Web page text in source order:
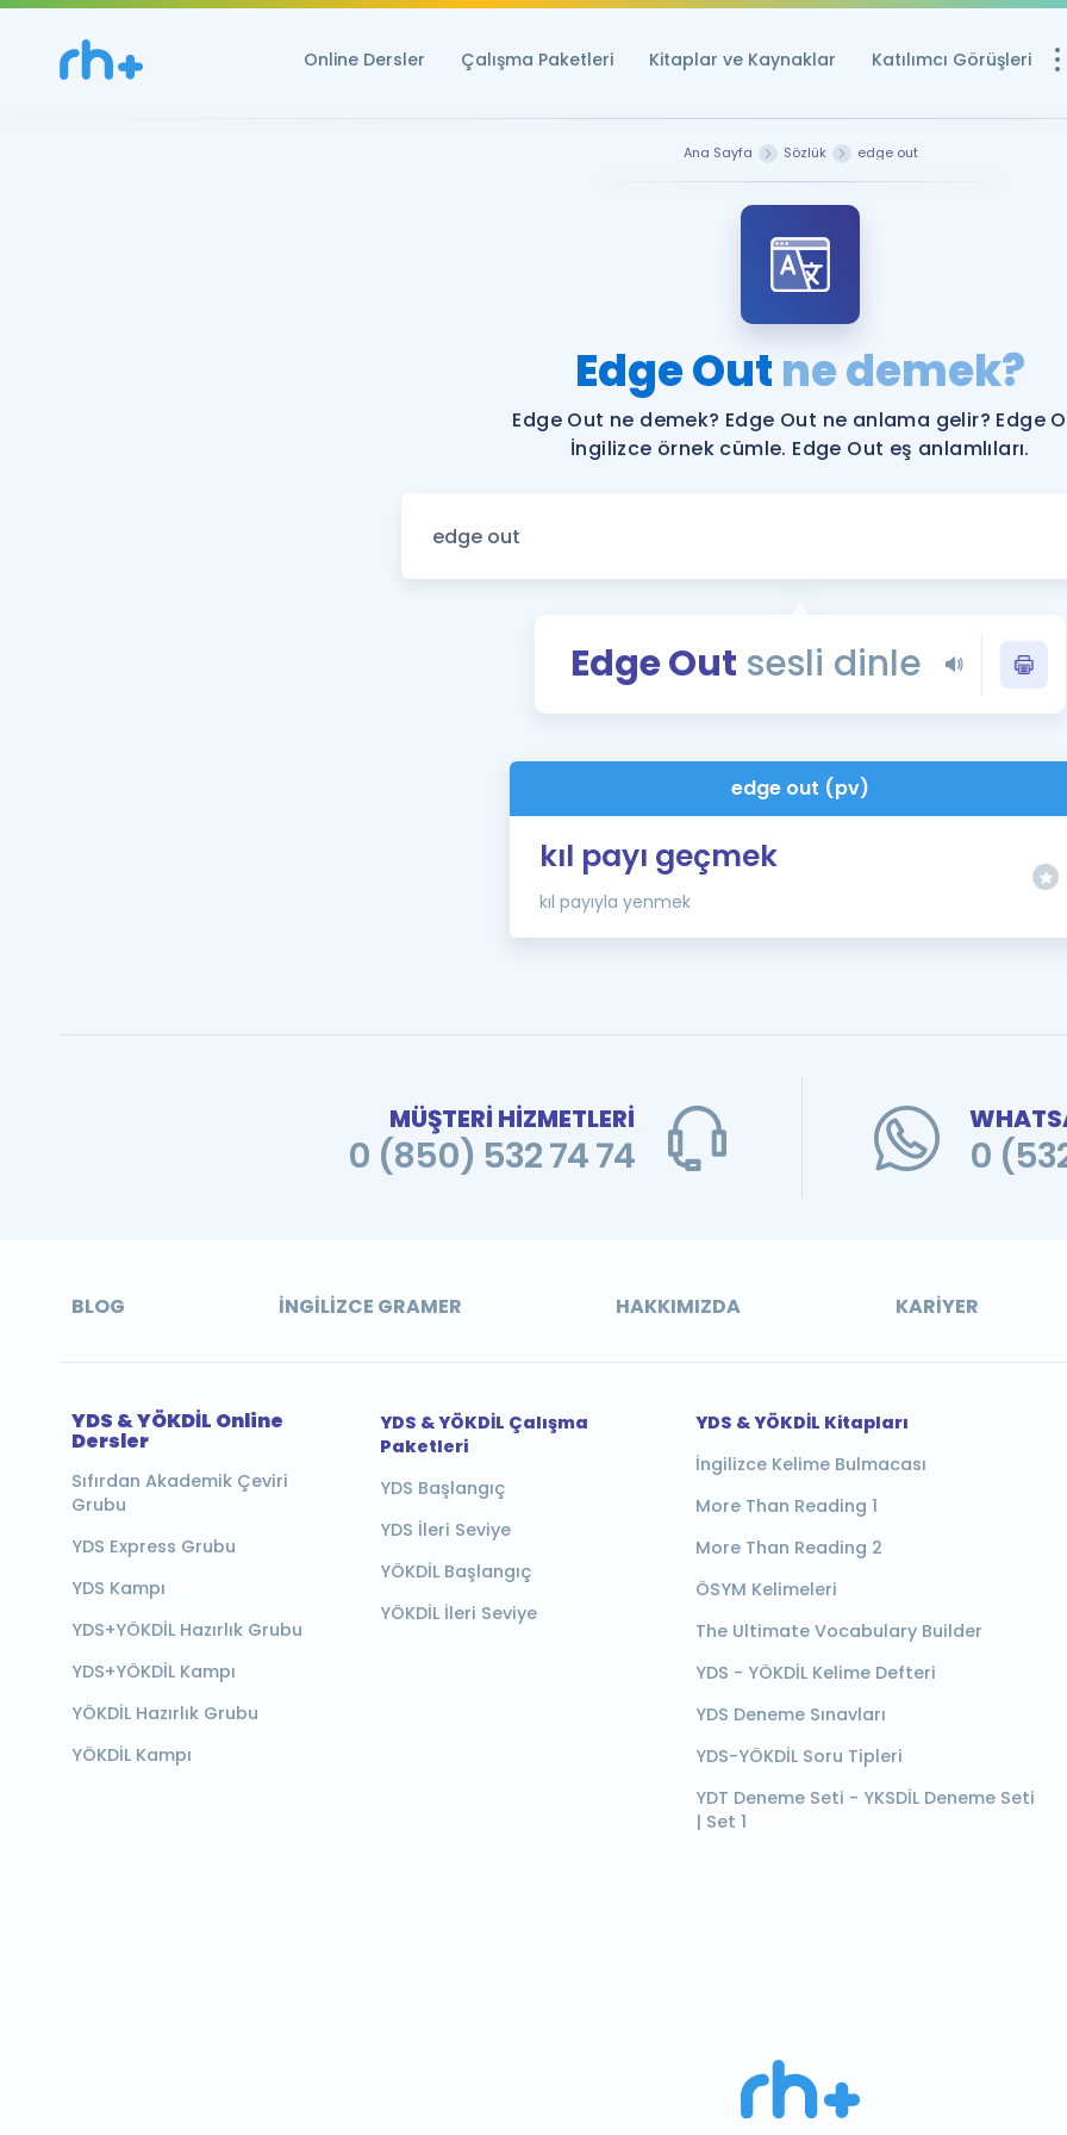
Online Dersler Çalışma Paketleri Kitaplar ve Kaynaklar Katılımcı Görüşleri
YDS ve YÖKDİL
YDS ve YÖKDİL'e
Tüm ÖSYM
YDS - YÖKDİL
İngilizce Gramer
Ana Sayfa Sözlük edge out
Edge Outne demek?
Edge Out ne demek? Edge Out ne anlama gelir? Edge
İngilizce örnek cümle. Edge Out eş anlamlıları.
Edge Out sesli dinle
edge out (pv)
kıl payı geçmek
kıl payıyla yenmek
MÜŞTERİ HİZMETLERİ
0 (850) 532 74 74 0
BLOG İNGILIZCE GRAMER HAKKIMIZDA KARIYER
YDS & YÖKDİL Online
Dersler
Sıfırdan Akademik Çeviri
Grubu
YDS Express Grubu
YDS Kampı
YDS+YÖKDİL Hazırlık Grubu
YDS+YÖKDİL Kampı
YÖKDİL Hazırlık Grubu
YÖKDİL Kampı
YDS & YÖKDİL Çalışma
Paketleri
YDS Başlangıç
YDS İleri Seviye
YÖKDİL Başlangıç
YÖKDİL İleri Seviye
YDS & YÖKDİL Kitapları
İngilizce Kelime Bulmacası
More Than Reading 1
More Than Reading 2
ÖSYM Kelimeleri
The Ultimate Vocabulary Builder
YDS - YÖKDİL Kelime Defteri
YDS Deneme Sınavları
YDS-YÖKDİL Soru Tipleri
YDT Deneme Seti - YKSDİL Deneme Seti
| Set 1